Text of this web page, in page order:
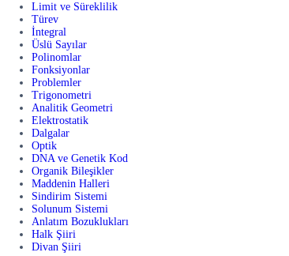
Limit ve Süreklilik
Türev
İntegral
Üslü Sayılar
Polinomlar
Fonksiyonlar
Problemler
Trigonometri
Analitik Geometri
Elektrostatik
Dalgalar
Optik
DNA ve Genetik Kod
Organik Bileşikler
Maddenin Halleri
Sindirim Sistemi
Solunum Sistemi
Anlatım Bozuklukları
Halk Şiiri
Divan Şiiri